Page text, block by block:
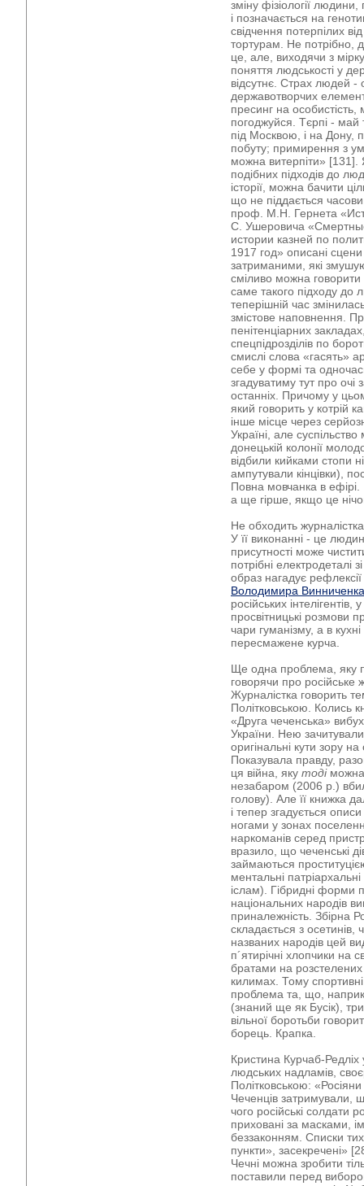
зміну фізіології
і позначається на
свідчення потерпілих
тортурам. Не потрібно,
це, але, виходячи з
поняття людськості у
відсутнє. Страх людей -
державотворчих
пресинг на особистість,
погоджуйся. Тєрпі - май
під Москвою, і на Дону,
побуту; примирення з
можна витерпіти»
подібних підходів до
історії, можна бачити
що не піддається
проф. М.Н. Гернета
С. Ушеровича
истории казней по
1917 год» описані
затриманими, які
сміливо можна
саме такого підходу до
теперішній час
змістове наповнення.
пенітенціарних
спецпідрозділів по
смислі слова «гасять»
себе у формі та
згадуватиму тут про очі
останніх. Причому у
який говорить у котрій
інше місце через
Україні, але
донецькій колонії
відбили кийками стопи
ампутували кінцівки),
Повна мовчанка в
а ще гірше, якщо це
Не обходить
У її виконанні - це
присутності може
потрібні електродеталі
образ нагадує рефлексії
Володимира Винниченка
російських
просвітницькі розмови
чари гуманізму, а в
пересмажене курча.
Ще одна проблема, яку
говорячи про російське
Журналістка говорить
Політковською. Колись
«Друга чеченська»
України. Нею
оригінальні кути зору
Показувала правду,
ця війна, яку тодіможна
незабаром (2006 р.)
голову). Але її книжка
і тепер згадується
ногами у зонах
наркоманів серед
вразило, що чеченські
займаються
ментальні
іслам). Гібридні форми
національних народів
приналежність. Збірна
складається з осетинів,
названих народів цей
п´ятирічні хлопчики на
братами на розстелених
килимах. Тому
проблема та, що,
(знаний ще як Бусік),
вільної боротьби
борець. Крапка.
Кристина Курчаб-Редліх
людських надламів,
Політковською:
Чеченців затримували,
чого російські солдати
приховані за масками,
беззаконням. Списки
пункти», засекречені»
Чечні можна зробити
поставили перед